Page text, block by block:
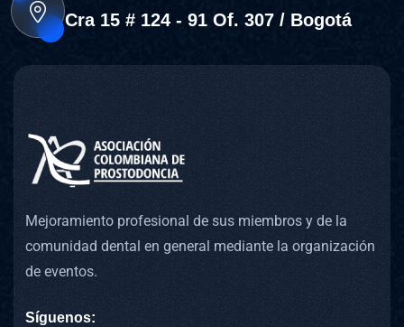
Cra 15 # 124 - 91 Of. 307 / Bogotá
Mejoramiento profesional de sus miembros y de la
comunidad dental en general mediante la organización
de eventos.
Síguenos: